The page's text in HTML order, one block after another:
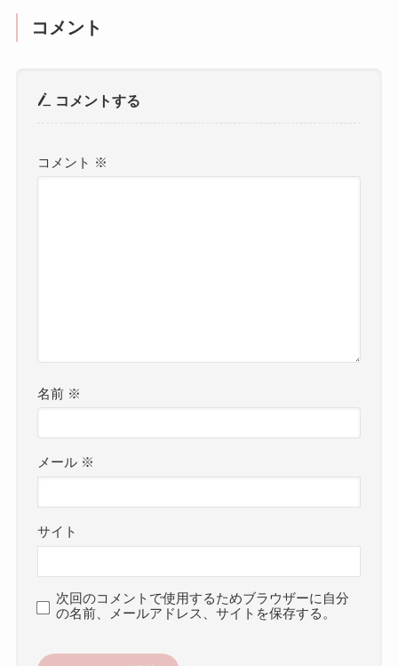
コメント
コメントする
コメント ※
名前 ※
メール ※
サイト
次回のコメントで使用するためブラウザーに自分
の名前、メールアドレス、サイトを保存する。